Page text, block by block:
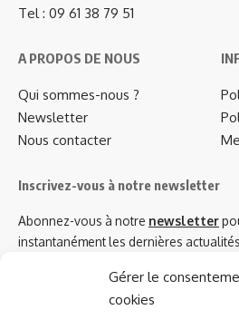
Gérer le
cookies
Tel : 09 61 38 79 51
A PROPOS DE NOUS
Qui sommes-nous ?
Newsletter
Nous contacter
Inscrivez-vous à notre newsletter
Abonnez-vous à notre newsletter
instantanément les dernières
Azinat.com TV soutient